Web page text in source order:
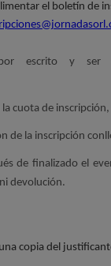
el boletín de
por escrito y
cuota de
de la inscripción
de finalizado el
devolución.
copia del